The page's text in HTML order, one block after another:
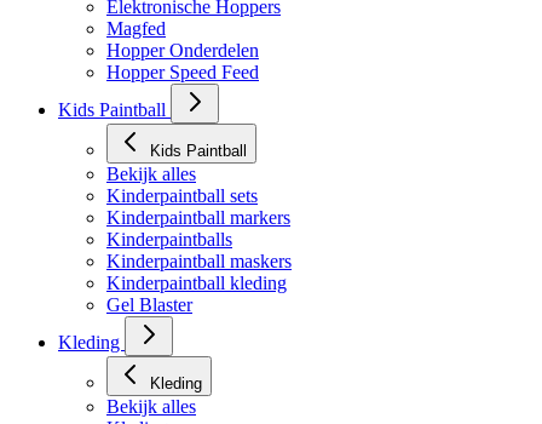
Standaard Hoppers
Elektronische Hoppers
Magfed
Hopper Onderdelen
Hopper Speed Feed
Kids Paintball
Kids Paintball
Bekijk alles
Kinderpaintball sets
Kinderpaintball markers
Kinderpaintballs
Kinderpaintball maskers
Kinderpaintball kleding
Gel Blaster
Kleding